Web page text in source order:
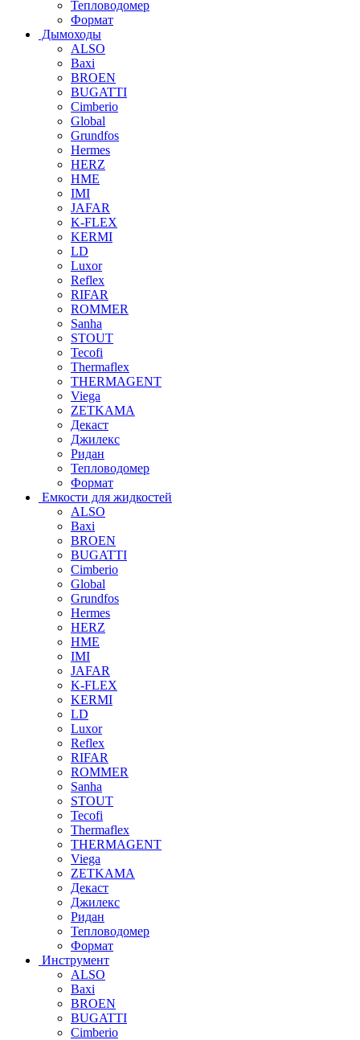
Тепловодомер
Формат
Дымоходы
ALSO
Baxi
BROEN
BUGATTI
Cimberio
Global
Grundfos
Hermes
HERZ
HME
IMI
JAFAR
K-FLEX
KERMI
LD
Luxor
Reflex
RIFAR
ROMMER
Sanha
STOUT
Tecofi
Thermaflex
THERMAGENT
Viega
ZETKAMA
Декаст
Джилекс
Ридан
Тепловодомер
Формат
Емкости для жидкостей
ALSO
Baxi
BROEN
BUGATTI
Cimberio
Global
Grundfos
Hermes
HERZ
HME
IMI
JAFAR
K-FLEX
KERMI
LD
Luxor
Reflex
RIFAR
ROMMER
Sanha
STOUT
Tecofi
Thermaflex
THERMAGENT
Viega
ZETKAMA
Декаст
Джилекс
Ридан
Тепловодомер
Формат
Инструмент
ALSO
Baxi
BROEN
BUGATTI
Cimberio